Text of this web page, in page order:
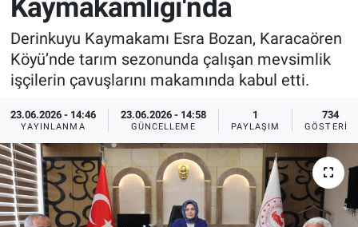
Kaymakamlığı'nda
Derinkuyu Kaymakamı Esra Bozan, Karacaören
Köyü’nde tarım sezonunda çalışan mevsimlik
işçilerin çavuşlarını makamında kabul etti.
23.06.2026 - 14:46
YAYINLANMA
23.06.2026 - 14:58
GÜNCELLEME
1
PAYLAŞIM
734
GÖSTERIM
Sağlık
Yerel
Genel
Asayiş
İlan - Duyuru- Mesaj
Türkiye Gündemi
Sizden Gelenler
Yaşam
Sağlık
İlan - Duyuru- Mesaj
Türkiye Gündemi
Sizden Gelenler